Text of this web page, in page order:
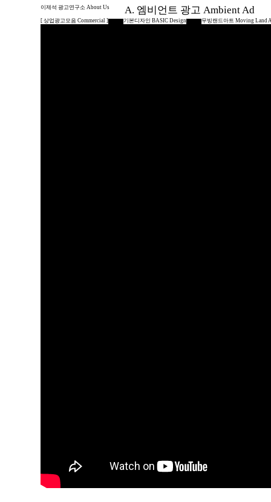
이제석 광고연구소 About Us A. 엠비언트 광고 Ambient Ad
[ 상업광고모음 Commercial ] 기본디자인 BASIC Design 무빙랜드아트 Moving Land